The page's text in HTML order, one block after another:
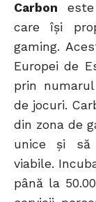
Carbon
care își
gaming.
Europei de
prin
de jocuri.
din zona de
unice și să
viabile.
până la